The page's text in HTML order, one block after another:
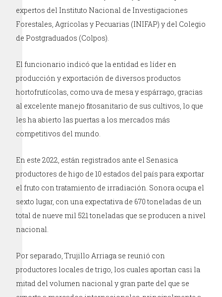
expertos del Instituto Nacional de Investigaciones
Forestales, Agrícolas y Pecuarias (INIFAP) y del Colegio
de Postgraduados (Colpos).
El funcionario indicó que la entidad es líder en
producción y exportación de diversos productos
hortofrutícolas, como uva de mesa y espárrago, gracias
al excelente manejo fitosanitario de sus cultivos, lo que
les ha abierto las puertas a los mercados más
competitivos del mundo.
En este 2022, están registrados ante el Senasica
productores de higo de 10 estados del país para exportar
el fruto con tratamiento de irradiación. Sonora ocupa el
sexto lugar, con una expectativa de 670 toneladas de un
total de nueve mil 521 toneladas que se producen a nivel
nacional.
Por separado, Trujillo Arriaga se reunió con
productores locales de trigo, los cuales aportan casi la
mitad del volumen nacional y gran parte del que se